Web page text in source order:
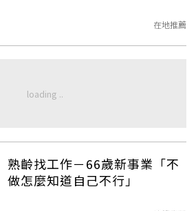
在地推薦
熟齡找工作－66歲新事業「不
做怎麼知道自己不行」